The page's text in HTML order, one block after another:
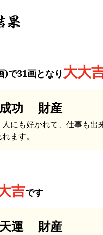
)で31画となり 大大
功 財産
にも好かれて、仕事も出
ます。
吉です
運 財産